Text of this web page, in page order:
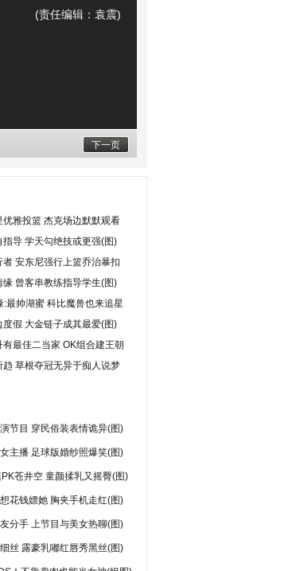
(责任编辑：袁震)
下一页
雅投篮 杰克场边默默观看
导 学天勾绝技或更强(图)
安东尼强行上篮乔治暴扣
曾客串教练指导学生(图)
:最帅湖蜜 科比魔兽也来追星
假 大金链子成其最爱(图)
最佳二当家 OK组合建王朝
趋 草根夺冠无异于痴人说梦
节目 穿民俗装表情诡异(图)
主播 足球版婚纱照爆笑(图)
苍井空 童颜揉乳又摇臀(图)
花钱嫖她 胸夹手机走红(图)
分手 上节目与美女热聊(图)
丝 露豪乳嘟红唇秀黑丝(图)